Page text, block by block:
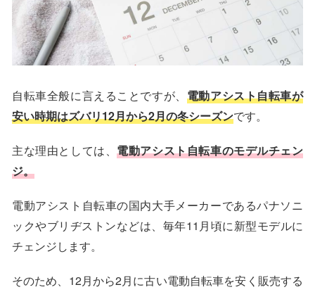
自転車全般に言えることですが、 電動アシスト自転車が
安い時期はズバリ12月から2月の冬シーズンです。
主な理由としては、電動アシスト自転車のモデルチェン
ジ。
電動アシスト自転車の国内大手メーカーであるパナソニ
ックやブリヂストンなどは、毎年11月頃に新型モデルに
チェンジします。
そのため、12月から2月に古い電動自転車を安く販売する